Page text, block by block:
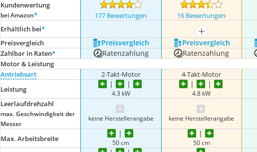
Kundenwertung
bei Amazon* 177 Bewertungen 16 Bewertungen
Erhältlich bei*
mehr anzeigen
Preis­vergleich
Preis­vergleich Preis­vergleich
Zahlbar in Raten* Ratenzahlung Ratenzahlung
Motor & Leistung
Antriebsart
2-Takt-Motor 4-Takt-Motor
Leistung
4.3 kW 4.8 kW
Leerlaufdrehzahl
max. Geschwindigkeit der
Messer
keine Herstellerangabe keine Herstellerangabe
Max. Arbeitsbreite 50 cm 50 cm